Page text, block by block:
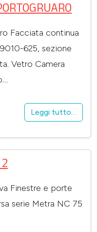
Facciata continua
625, sezione
Vetro Camera
Leggi tutto…
Finestre e porte
serie Metra NC 75